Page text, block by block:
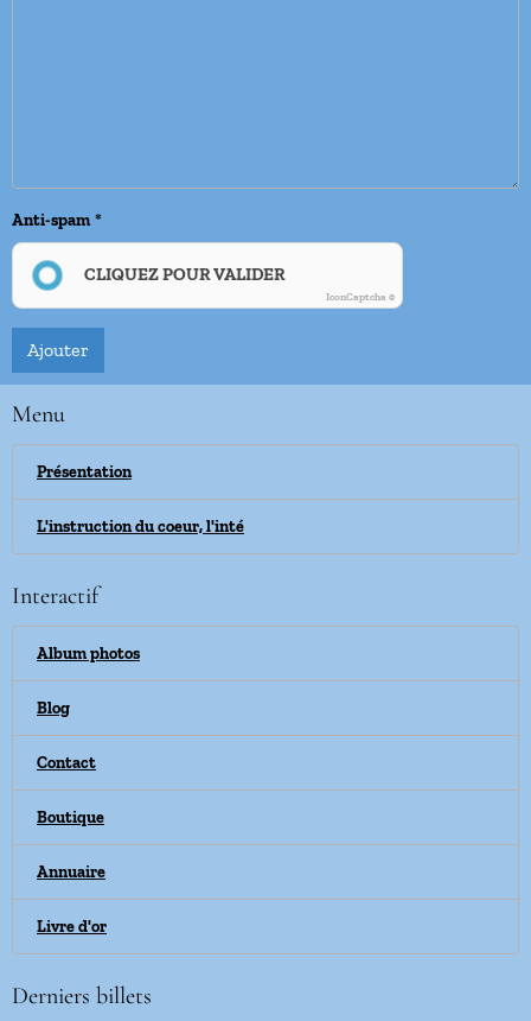
Anti-spam
CLIQUEZ POUR VALIDER
IconCaptcha ©
Ajouter
Menu
Présentation
L'instruction du coeur, l'inté
Interactif
Album photos
Blog
Contact
Boutique
Annuaire
Livre d'or
Derniers billets